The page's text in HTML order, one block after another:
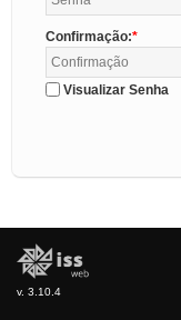
Confirmação:
Visualizar Senha
v. 3.10.4